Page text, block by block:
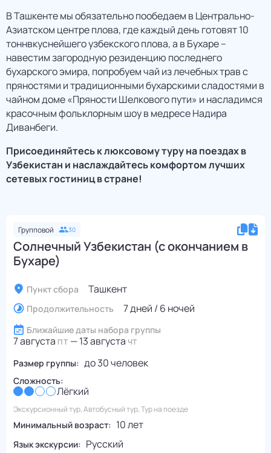
В Ташкенте мы обязательно пообедаем в Центрально-
Азиатском центре плова, где каждый день готовят 10
тоннвкуснейшего узбекского плова, а в Бухаре –
навестим загородную резиденцию последнего
бухарского эмира, попробуем чай из лечебных трав с
пряностями и традиционными бухарскими сладостями в
чайном доме «Пряности Шелкового пути» и насладимся
красочным фольклорным шоу в медресе Надира
Диванбеги.
Присоединяйтесь к люксовому туру на поездах в
Узбекистан и наслаждайтесь комфортом лучших
сетевых гостиниц в стране!
Групповой 30
Солнечный Узбекистан (с окончанием в
Бухаре)
Пункт сбора Ташкент
Продолжительность 7 дней / 6 ночей
Ближайшие даты набора группы
7 августа ПТ —13 августа ЧТ
Размер группы: до30человек
Сложность:
Лёгкий
Экскурсионный тур, Автобусный тур, Тур на поезде
Минимальный возраст: 10 лет
Язык экскурсии: Русский